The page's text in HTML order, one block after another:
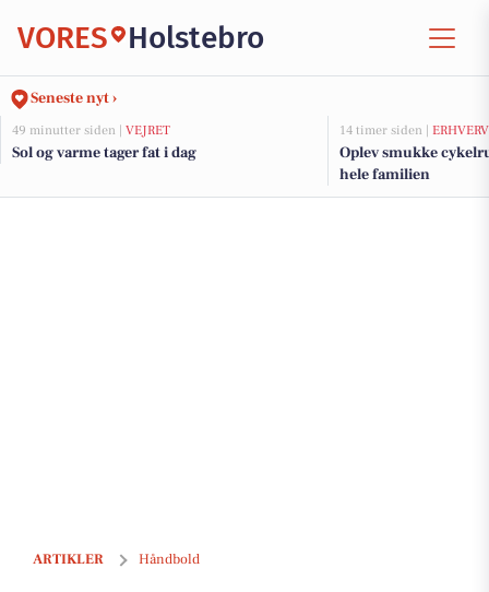
VORES Holstebro
Seneste nyt ›
49 minutter siden | VEJRET
Sol og varme tager fat i dag
14 timer siden | ERHVERV
Oplev smukke
hele familien
ARTIKLER Håndbold
Holstebro Håndbold smed en komfortabel føring væk